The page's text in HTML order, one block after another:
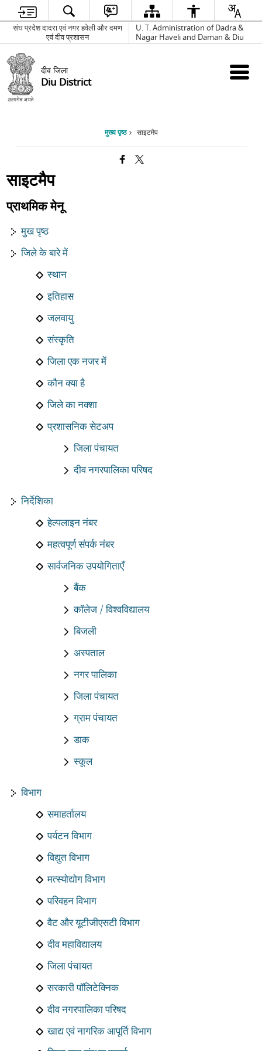
संघ प्रदेश दादरा एवं नगर हवेली और दमण
एवं दीव प्रशासन
U. T. Administration of Dadra &
Nagar Haveli and Daman & Diu
दीव जिला
Diu District
मुख्य पृष्ठ साइटमैप
साइटमैप
प्राथमिक मेनू
मुख पृष्ठ
जिले के बारे में
स्थान
इतिहास
जलवायु
संस्कृति
जिला एक नजर में
कौन क्या है
जिले का नक्शा
प्रशासनिक सेटअप
जिला पंचायत
दीव नगरपालिका परिषद
निर्देशिका
हेल्पलाइन नंबर
महत्वपूर्ण संपर्क नंबर
सार्वजनिक उपयोगिताएँ
बैंक
कॉलेज / विश्वविद्यालय
बिजली
अस्पताल
नगर पालिका
जिला पंचायत
ग्राम पंचायत
डाक
स्कूल
विभाग
समाहर्तालय
पर्यटन विभाग
विद्युत विभाग
मत्स्योद्योग विभाग
परिवहन विभाग
वैट और यूटीजीएसटी विभाग
दीव महाविद्यालय
जिला पंचायत
सरकारी पॉलिटेक्निक
दीव नगरपालिका परिषद
खाद्य एवं नागरिक आपूर्ति विभाग